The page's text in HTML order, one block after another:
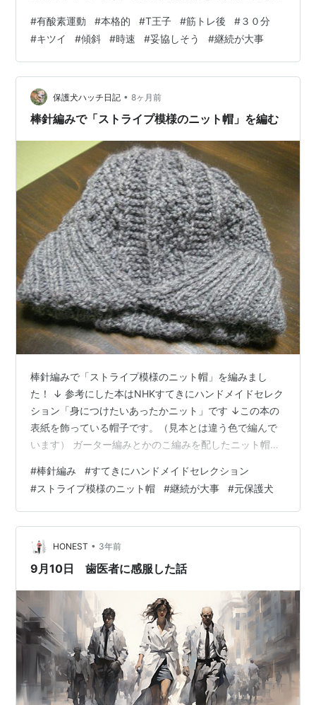
う(T△T) とりあえず継続が大事なので適度に筋トレ後に
頑張りまーす。 では×２
#有酸素運動 #本格的 #T王子 #筋トレ後 #３０分
#キツイ #傾斜 #時速 #妥協しそう #継続が大事
保護犬ハッチ日記 • 8ヶ月前
棒針編みで「ストライプ模様のニット帽」を編む
棒針編みで「ストライプ模様のニット帽」を編みまし
た！ ↓ 参考にした本はNHKすてきにハンドメイドセレク
ション「身につけたいあったかニット」です ↓この本の
表紙を飾っている帽子です。（見本とは違う色で編んで
います） ガーター編みとかのこ編みを配したニット帽な
インだなぁ、と。 あと、かぶり口に切れ目が入っている
のでちょっとオシャレな感じもします☆ 久しぶりの棒針
編みだったので、慣れるまでにちょっと時間がかかりま
した。何事も継続しないと忘れてしまうものですね……
継続して編もうと思います。頑張ります！ （おまけ）継
続してはしゃぐハッチ(笑) ↓で、…
#棒針編み #すてきにハンドメイドセレクション
#ストライプ模様のニット帽 #継続が大事 #元保護犬
HONEST • 3年前
9月10日 歯医者に感服した話